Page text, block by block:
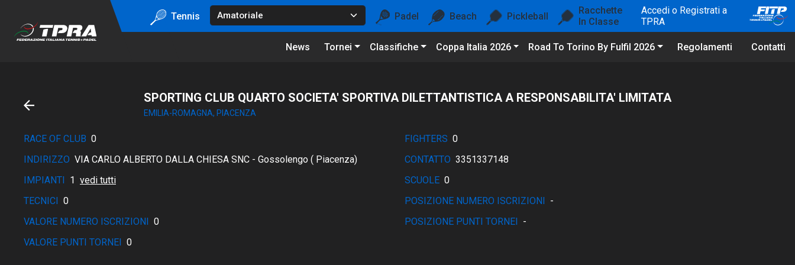
Tennis Padel Beach Pickleball
Racchette
In Classe
Accedi o Registrati a
TPRA
News Tornei Classifiche Coppa Italia 2026 Road To Torino By Fulfil 2026 Regolamenti Contatti
SPORTING CLUB QUARTO SOCIETA' SPORTIVA DILETTANTISTICA A RESPONSABILITA' LIMITATA
EMILIA-ROMAGNA, PIACENZA
RACE OF CLUB 0 FIGHTERS 0
INDIRIZZO VIA CARLO ALBERTO DALLA CHIESA SNC - Gossolengo ( Piacenza) CONTATTO 3351337148
IMPIANTI 1 vedi tutti SCUOLE 0
TECNICI 0 POSIZIONE NUMERO ISCRIZIONI -
VALORE NUMERO ISCRIZIONI 0 POSIZIONE PUNTI TORNEI -
VALORE PUNTI TORNEI 0